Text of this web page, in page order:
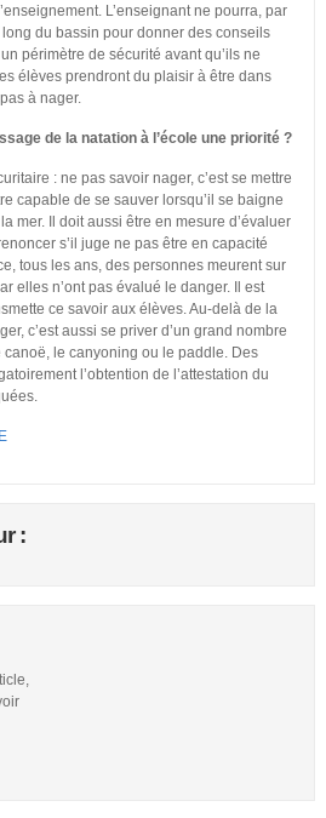
L’enseignant ne pourra, par
du bassin pour donner des conseils
périmètre de sécurité avant qu’ils ne
élèves prendront du plaisir à être dans
à nager.
de la natation à l’école une priorité ?
: ne pas savoir nager, c’est se mettre
capable de se sauver lorsqu’il se baigne
mer. Il doit aussi être en mesure d’évaluer
s’il juge ne pas être en capacité
tous les ans, des personnes meurent sur
elles n’ont pas évalué le danger. Il est
ce savoir aux élèves. Au-delà de la
c’est aussi se priver d’un grand nombre
canoë, le canyoning ou le paddle. Des
l’obtention de l’attestation du
: